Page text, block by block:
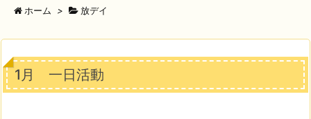
ホーム > 放デイ
1月 一日活動